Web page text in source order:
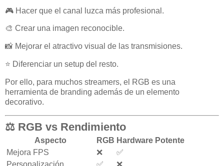
🎮 Hacer que el canal luzca más profesional.
🎨 Crear una imagen reconocible.
📸 Mejorar el atractivo visual de las transmisiones.
⭐ Diferenciar un setup del resto.
Por ello, para muchos streamers, el RGB es una
herramienta de branding además de un elemento
decorativo.
⚖️ RGB vs Rendimiento
Aspecto RGB Hardware Potente
Mejora FPS
❌
✅
Personalización
✅
❌